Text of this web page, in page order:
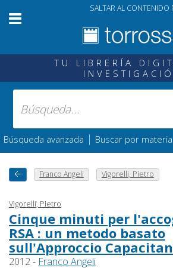
SALTAR AL CONTENIDO
TU LIBRERÍA
Búsqueda avanzada | Buscar por materia
Franco Angeli Vigorelli, Pietro
Vigorelli, Pietro
Cinque minuti per
RSA : un metodo basato
sull'Approccio
2012 - Franco Angeli